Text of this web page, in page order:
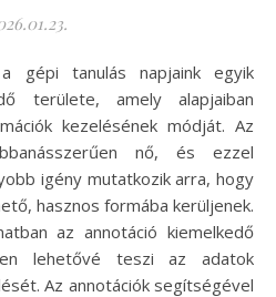
területe, amely alapjaiban
kezelésének módját. Az
nő, és ezzel
igény mutatkozik arra, hogy
hasznos formába kerüljenek.
az annotáció kiemelkedő
lehetővé teszi az adatok
Az annotációk segítségével